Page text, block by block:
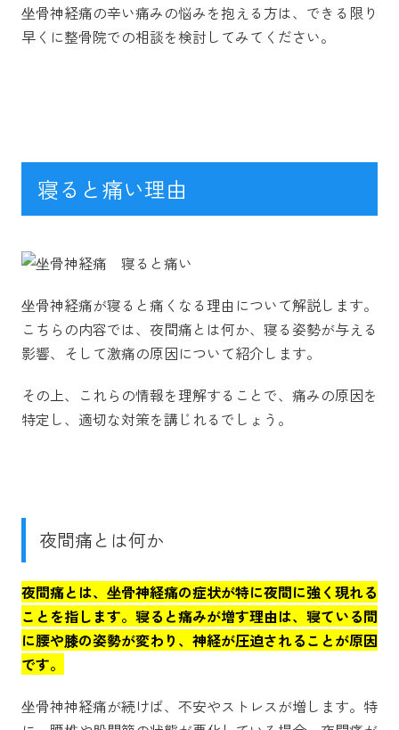
坐骨神経痛の辛い痛みの悩みを抱える方は、できる限り
早くに整骨院での相談を検討してみてください。
寝ると痛い理由
坐骨神経痛が寝ると痛くなる理由について解説します。
こちらの内容では、夜間痛とは何か、寝る姿勢が与える
影響、そして激痛の原因について紹介します。
その上、これらの情報を理解することで、痛みの原因を
特定し、適切な対策を講じれるでしょう。
夜間痛とは何か
夜間痛とは、坐骨神経痛の症状が特に夜間に強く現れる
ことを指します。寝ると痛みが増す理由は、寝ている間
に腰や膝の姿勢が変わり、神経が圧迫されることが原因
です。
坐骨神神経痛が続けば、不安やストレスが増します。特